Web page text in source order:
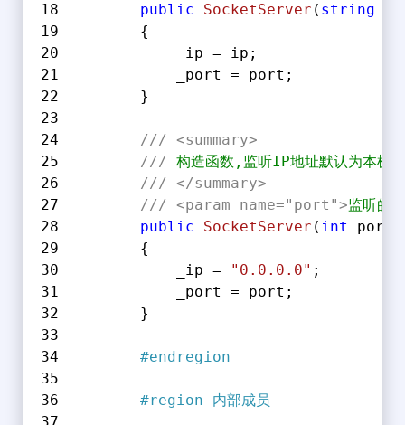
public
SocketServer ( string
        {
            _ip = ip;
            _port = port;
        }
/// <summary>
/// 构造函数,监听IP地址默认为本
/// </summary>
/// <param name="port">监听的
public
SocketServer ( int port
        {
            _ip =
"0.0.0.0" ;
            _port = port;
        }
#endregion
#region 内部成员